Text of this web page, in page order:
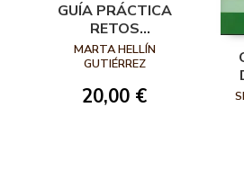
GUÍA PRÁCTICA
RETOS
DEPORTIVOS
MARTA HELLÍN
GUTIÉRREZ
20,00 €